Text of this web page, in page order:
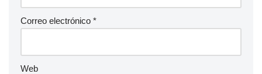
Correo electrónico *
Web